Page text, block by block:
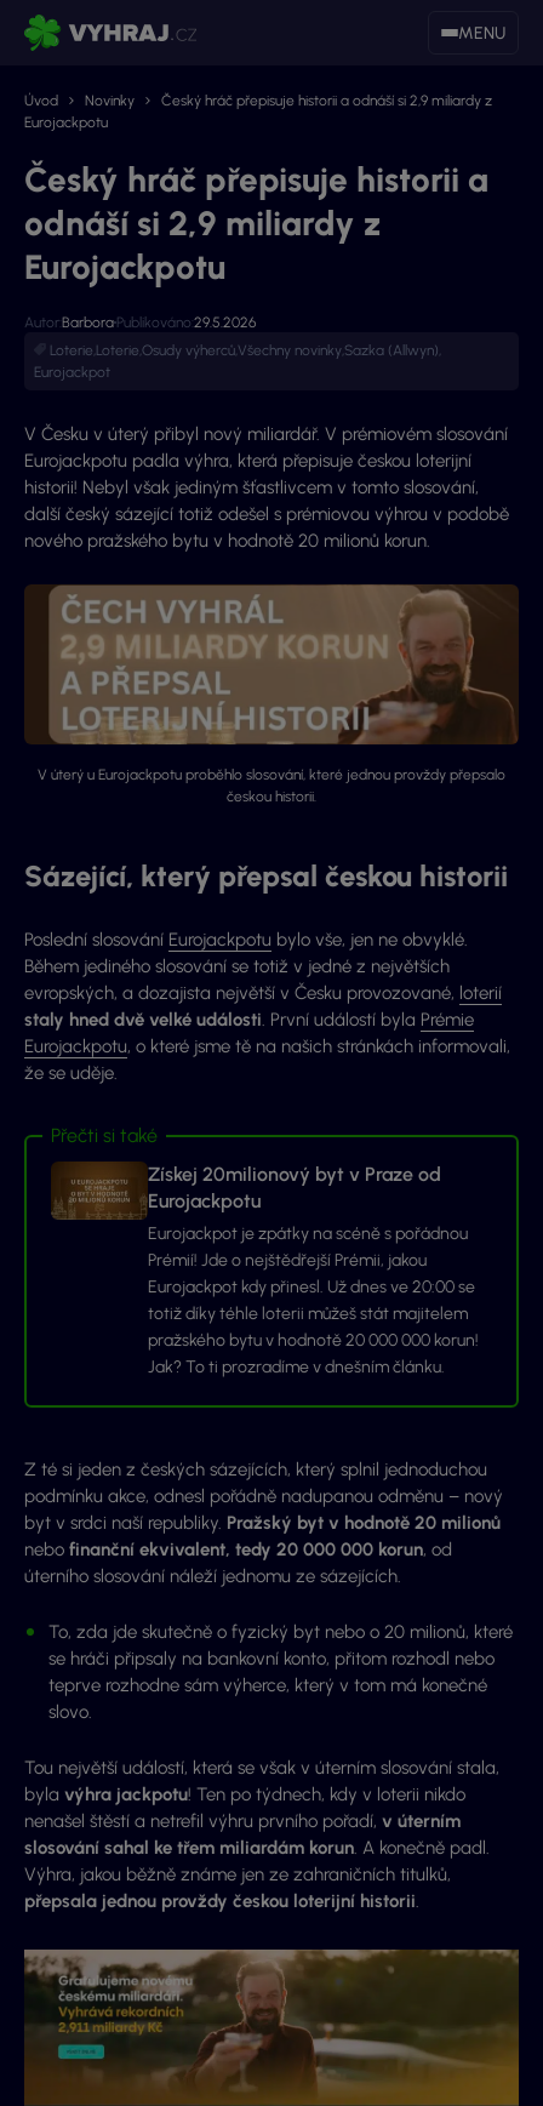
MENU
Úvod Novinky
Český hráč přepisuje historii a odnáší si 2,9 miliardy z
Eurojackpotu
Český hráč přepisuje historii a
odnáší si 2,9 miliardy z
Eurojackpotu
Autor: Barbora Publikováno: 29.5.2026
Loterie,Loterie,Osudy výherců,Všechny novinky,Sazka (Allwyn),
Eurojackpot
V Česku v úterý přibyl nový miliardář. V prémiovém slosování
Eurojackpotu padla výhra, která přepisuje českou loterijní
historii! Nebyl však jediným šťastlivcem v tomto slosování,
další český sázející totiž odešel s prémiovou výhrou v podobě
nového pražského bytu v hodnotě 20 milionů korun.
V úterý u Eurojackpotu proběhlo slosování, které jednou provždy přepsalo
českou historii.
Sázející, který přepsal českou historii
Poslední slosování Eurojackpotu bylo vše, jen ne obvyklé.
Během jediného slosování se totiž v jedné z největších
evropských, a dozajista největší v Česku provozované, loterií
staly hned dvě velké události. První událostí byla Prémie
Eurojackpotu, o které jsme tě na našich stránkách informovali,
že se uděje.
Přečti si také
Získej 20milionový byt v Praze od
Eurojackpotu
Eurojackpot je zpátky na scéně s pořádnou
Prémií! Jde o nejštědřejší Prémii, jakou
Eurojackpot kdy přinesl. Už dnes ve 20:00 se
totiž díky téhle loterii můžeš stát majitelem
pražského bytu v hodnotě 20 000 000 korun!
Jak? To ti prozradíme v dnešním článku.
Z té si jeden z českých sázejících, který splnil jednoduchou
podmínku akce, odnesl pořádně nadupanou odměnu – nový
byt v srdci naší republiky. Pražský byt v hodnotě 20 milionů
nebo finanční ekvivalent, tedy 20 000 000 korun, od
úterního slosování náleží jednomu ze sázejících.
To, zda jde skutečně o fyzický byt nebo o 20 milionů, které
se hráči připsaly na bankovní konto, přitom rozhodl nebo
teprve rozhodne sám výherce, který v tom má konečné
slovo.
Tou největší událostí, která se však v úterním slosování stala,
byla výhra jackpotu! Ten po týdnech, kdy v loterii nikdo
nenašel štěstí a netrefil výhru prvního pořadí, v úterním
slosování sahal ke třem miliardám korun. A konečně padl.
Výhra, jakou běžně známe jen ze zahraničních titulků,
přepsala jednou provždy českou loterijní historii.